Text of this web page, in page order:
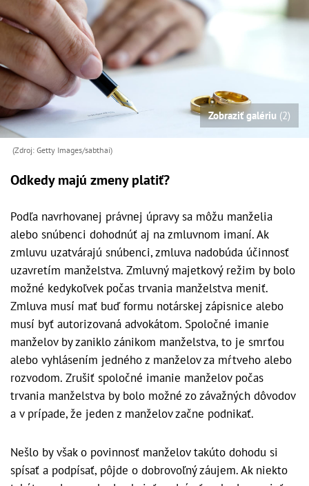
Zobraziť galériu (2)
(Zdroj: Getty Images/sabthai)
Odkedy majú zmeny platiť?
Podľa navrhovanej právnej úpravy sa môžu manželia
alebo snúbenci dohodnúť aj na zmluvnom imaní. Ak
zmluvu uzatvárajú snúbenci, zmluva nadobúda účinnosť
uzavretím manželstva. Zmluvný majetkový režim by bolo
možné kedykoľvek počas trvania manželstva meniť.
Zmluva musí mať buď formu notárskej zápisnice alebo
musí byť autorizovaná advokátom. Spoločné imanie
manželov by zaniklo zánikom manželstva, to je smrťou
alebo vyhlásením jedného z manželov za mŕtveho alebo
rozvodom. Zrušiť spoločné imanie manželov počas
trvania manželstva by bolo možné zo závažných dôvodov
a v prípade, že jeden z manželov začne podnikať.
Nešlo by však o povinnosť manželov takúto dohodu si
spísať a podpísať, pôjde o dobrovoľný záujem. Ak niekto